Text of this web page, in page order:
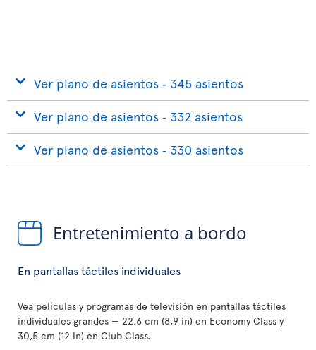
Ver plano de asientos ‐ 345 asientos
Ver plano de asientos ‐ 332 asientos
Ver plano de asientos ‐ 330 asientos
Entretenimiento a bordo
En pantallas táctiles individuales
Vea películas y programas de televisión en pantallas táctiles
individuales grandes — 22,6 cm (8,9 in) en Economy Class y
30,5 cm (12 in) en Club Class.